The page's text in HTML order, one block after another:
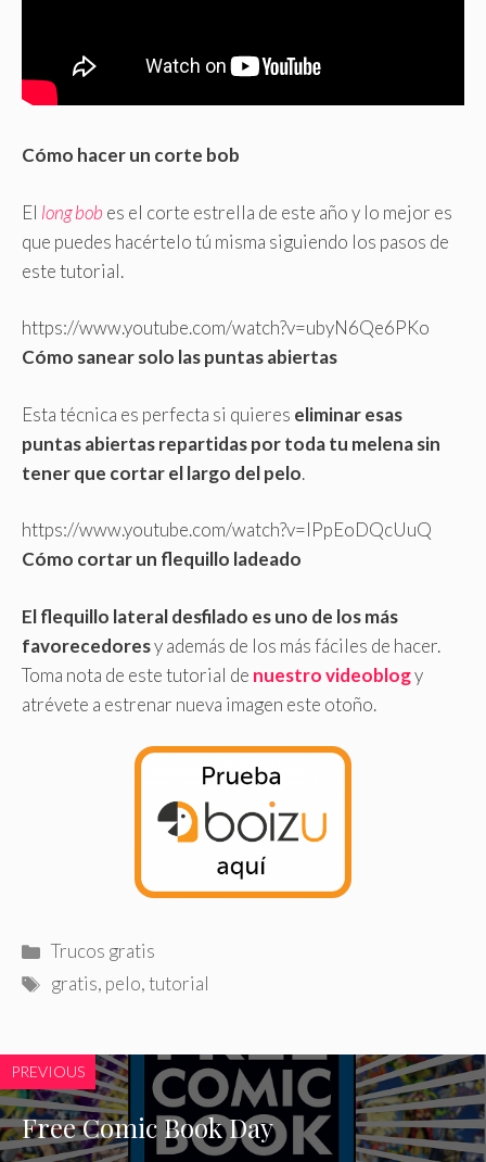
Cómo hacer un corte bob
El long bob es el corte estrella de este año y lo mejor es
que puedes hacértelo tú misma siguiendo los pasos de
este tutorial.
https://www.youtube.com/watch?v=ubyN6Qe6PKo
Cómo sanear solo las puntas abiertas
Esta técnica es perfecta si quieres eliminar esas
puntas abiertas repartidas por toda tu melena sin
tener que cortar el largo del pelo.
https://www.youtube.com/watch?v=IPpEoDQcUuQ
Cómo cortar un flequillo ladeado
El flequillo lateral desfilado es uno de los más
favorecedoresy además de los más fáciles de hacer.
Toma nota de este tutorial de nuestro videoblogy
atrévete a estrenar nueva imagen este otoño.
Categorías
Trucos gratis
Etiquetas
gratis, pelo,tutorial
PREVIOUS
Free Comic Book Day